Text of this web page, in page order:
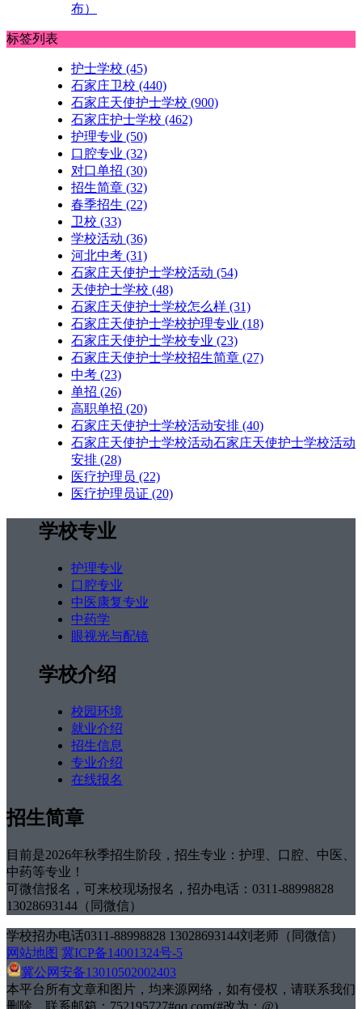
布）
标签列表
护士学校 (45)
石家庄卫校 (440)
石家庄天使护士学校 (900)
石家庄护士学校 (462)
护理专业 (50)
口腔专业 (32)
对口单招 (30)
招生简章 (32)
春季招生 (22)
卫校 (33)
学校活动 (36)
河北中考 (31)
石家庄天使护士学校活动 (54)
天使护士学校 (48)
石家庄天使护士学校怎么样 (31)
石家庄天使护士学校护理专业 (18)
石家庄天使护士学校专业 (23)
石家庄天使护士学校招生简章 (27)
中考 (23)
单招 (26)
高职单招 (20)
石家庄天使护士学校活动安排 (40)
石家庄天使护士学校活动石家庄天使护士学校活动
安排 (28)
医疗护理员 (22)
医疗护理员证 (20)
学校专业
护理专业
口腔专业
中医康复专业
中药学
眼视光与配镜
学校介绍
校园环境
就业介绍
招生信息
专业介绍
在线报名
招生简章
目前是2026年秋季招生阶段，招生专业：护理、口腔、中医、
中药等专业！
可微信报名，可来校现场报名，招办电话：0311-88998828
13028693144（同微信）
学校招办电话0311-88998828 13028693144刘老师（同微信）
网站地图 冀ICP备14001324号-5
冀公网安备13010502002403
本平台所有文章和图片，均来源网络，如有侵权，请联系我们
删除，联系邮箱：752195727#qq.com(#改为：@)